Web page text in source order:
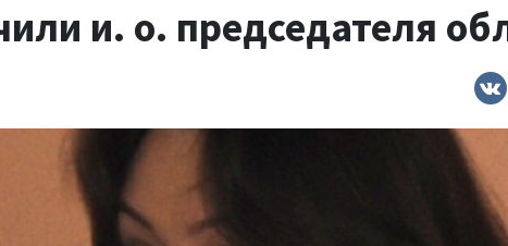
и. о. председателя